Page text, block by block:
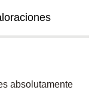
absolutamente